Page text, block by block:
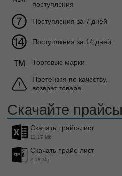
поступления
Поступления за 7 дней
Поступления за 14 дней
Торговые марки
Претензия по качеству,
возврат товара
Скачайте прайсы
Скачать прайс-лист
11.17 Мб
Скачать прайс-лист
2.18 Мб